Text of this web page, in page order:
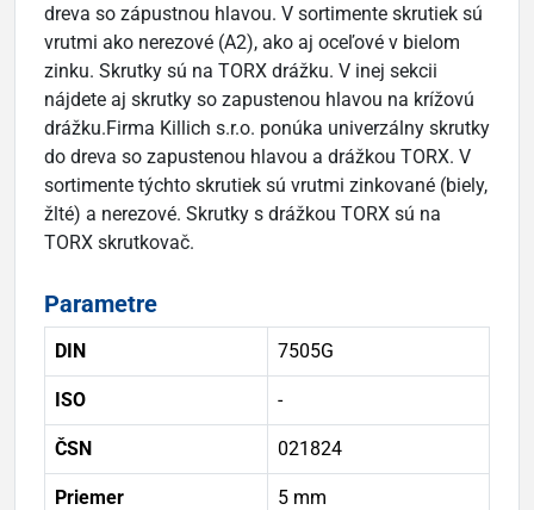
dreva so zápustnou hlavou. V sortimente skrutiek sú
vrutmi ako nerezové (A2), ako aj oceľové v bielom
zinku. Skrutky sú na TORX drážku. V inej sekcii
nájdete aj skrutky so zapustenou hlavou na krížovú
drážku.Firma Killich s.r.o. ponúka univerzálny skrutky
do dreva so zapustenou hlavou a drážkou TORX. V
sortimente týchto skrutiek sú vrutmi zinkované (biely,
žlté) a nerezové. Skrutky s drážkou TORX sú na
TORX skrutkovač.
Parametre
DIN 7505G
ISO -
ČSN 021824
Priemer 5 mm